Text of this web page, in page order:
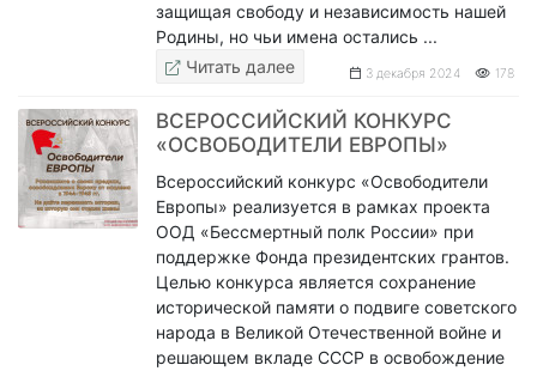
защищая свободу и независимость нашей
Родины, но чьи имена остались ...
3 декабря 2024 178
Читать далее
ВСЕРОССИЙСКИЙ КОНКУРС
«ОСВОБОДИТЕЛИ ЕВРОПЫ»
Всероссийский конкурс «Освободители
Европы» реализуется в рамках проекта
ООД «Бессмертный полк России» при
поддержке Фонда президентских грантов.
Целью конкурса является сохранение
исторической памяти о подвиге советского
народа в Великой Отечественной войне и
решающем вкладе СССР в освобождение